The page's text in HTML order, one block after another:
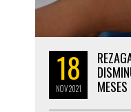
18
NOV2021
MESES